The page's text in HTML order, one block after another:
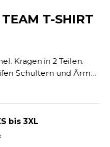
T-SHIRT
Schultern und Ärmel
Steppnähte.
bis 3XL